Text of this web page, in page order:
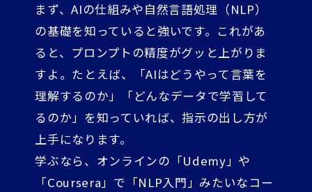
まず、AIの仕組みや自然言語処理（NLP）
の基礎を知っていると強いです。これがあ
ると、プロンプトの精度がグッと上がりま
すよ。たとえば、「AIはどうやって言葉を
理解するのか」「どんなデータで学習して
るのか」を知っていれば、指示の出し方が
上手になります。
学ぶなら、オンラインの「Udemy」や
「Coursera」で「NLP入門」みたいなコー